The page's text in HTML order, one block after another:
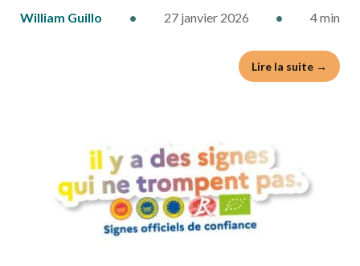
William Guillo
• 27 janvier 2026 • 4 min
Lire la suite →